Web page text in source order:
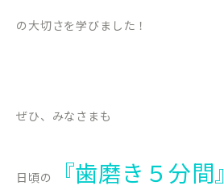
の大切さを学びました！
ぜひ、みなさまも
日頃の 『歯磨き５分間』